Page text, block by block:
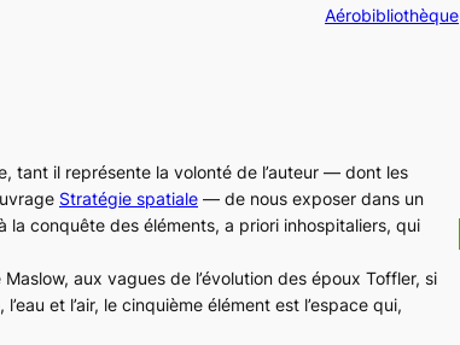
Aérobibliothèque
tant il représente la volonté de l’auteur — dont les
Stratégie spatiale — de nous exposer dans un
la conquête des éléments, a priori inhospitaliers, qui
aux vagues de l’évolution des époux Toffler, si
et l’air, le cinquième élément est l’espace qui,